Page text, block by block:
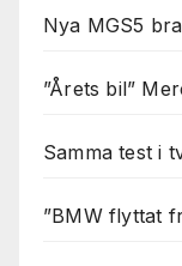
Nya MGS5
”Årets bil”
Samma test i
”BMW flyttat